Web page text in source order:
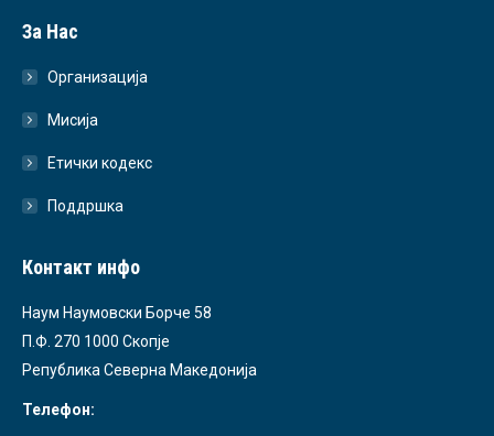
За Нас
Организација
Мисија
Етички кодекс
Поддршка
Контакт инфо
Наум Наумовски Борче 58
П.Ф. 270 1000 Скопје
Република Северна Македонија
Телефон: